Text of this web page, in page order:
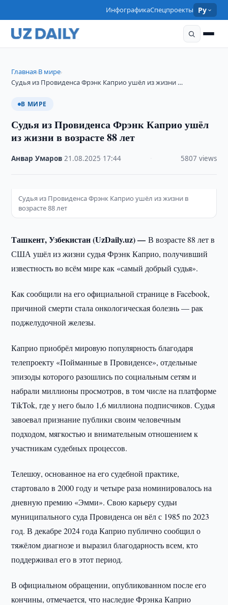
ИнфографикаСпецпроекты Ру
Главная›В мире›
Судья из Провиденса Фрэнк Каприо ушёл из жизни …
В МИРЕ
Судья из Провиденса Фрэнк Каприо ушёл
из жизни в возрасте 88 лет
Анвар Умаров ·21.08.2025 17:44 5807 views
Судья из Провиденса Фрэнк Каприо ушёл из жизни в
возрасте 88 лет
Ташкент, Узбекистан (UzDaily.uz) —В возрасте 88 лет в
США ушёл из жизни судья Фрэнк Каприо, получивший
известность во всём мире как «самый добрый судья».
Как сообщили на его официальной странице в Facebook,
причиной смерти стала онкологическая болезнь — рак
поджелудочной железы.
Каприо приобрёл мировую популярность благодаря
телепроекту «Пойманные в Провиденсе», отдельные
эпизоды которого разошлись по социальным сетям и
набрали миллионы просмотров, в том числе на платформе
TikTok, где у него было 1,6 миллиона подписчиков. Судья
завоевал признание публики своим человечным
подходом, мягкостью и внимательным отношением к
участникам судебных процессов.
Телешоу, основанное на его судебной практике,
стартовало в 2000 году и четыре раза номинировалось на
дневную премию «Эмми». Свою карьеру судьи
муниципального суда Провиденса он вёл с 1985 по 2023
год. В декабре 2024 года Каприо публично сообщил о
тяжёлом диагнозе и выразил благодарность всем, кто
поддерживал его в этот период.
В официальном обращении, опубликованном после его
кончины, отмечается, что наследие Фрэнка Каприо